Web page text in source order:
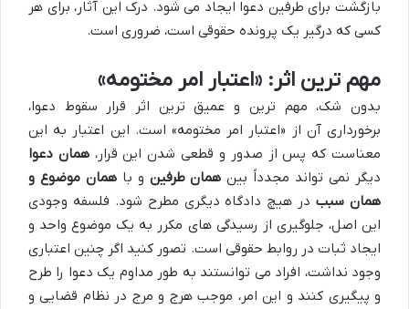
بازگشت برای طرفین دعوا ایجاد می شود. درک این آثار، برای هر
کسی که درگیر یک پرونده حقوقی است، ضروری است.
مهم ترین اثر: «اعتبار امر مختومه»
بدون شک، مهم ترین و عمیق ترین اثر قرار سقوط دعوا،
برخورداری آن از «اعتبار امر مختومه» است. این اعتبار به این
معناست که پس از صدور و قطعی شدن این قرار،همان دعوا
دیگر نمی تواند مجدداً بین همان طرفین و باهمان موضوع و
همان سببدر هیچ دادگاه دیگری مطرح شود. فلسفه وجودی
این اصل، جلوگیری از رسیدگی های مکرر به یک موضوع واحد و
ایجاد ثبات در روابط حقوقی است. تصور کنید اگر چنین اعتباری
وجود نداشت، افراد می توانستند به طور مداوم یک دعوا را طرح
و پیگیری کنند و این امر، موجب هرج و مرج در نظام قضایی و